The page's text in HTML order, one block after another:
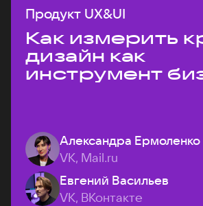
Продукт UX&UI
Как измерить
дизайн как
инструмент
Александра Ермоленко
VK, Mail.ru
Евгений Васильев
VK, ВКонтакте